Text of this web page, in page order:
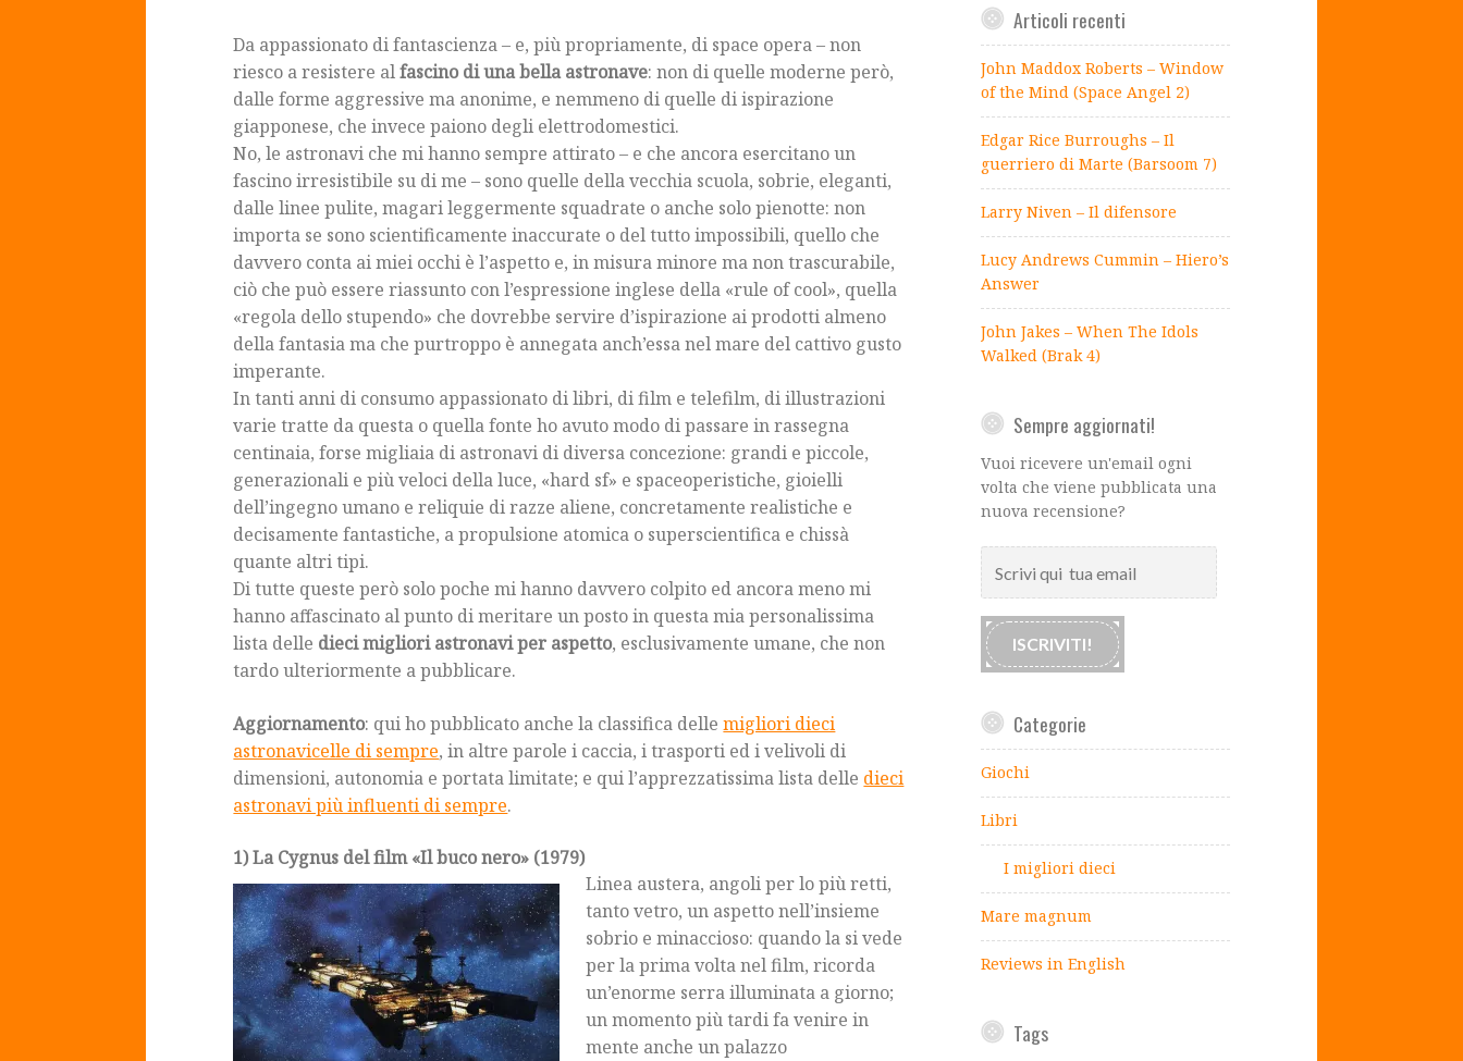
Da appassionato di fantascienza – e, più propriamente, di space opera – non
riesco a resistere alfascino di una bella astronave: non di quelle moderne però,
dalle forme aggressive ma anonime, e nemmeno di quelle di ispirazione
giapponese, che invece paiono degli elettrodomestici.
No, le astronavi che mi hanno sempre attirato – e che ancora esercitano un
fascino irresistibile su di me – sono quelle della vecchia scuola, sobrie, eleganti,
dalle linee pulite, magari leggermente squadrate o anche solo pienotte: non
importa se sono scientificamente inaccurate o del tutto impossibili, quello che
davvero conta ai miei occhi è l’aspetto e, in misura minore ma non trascurabile,
ciò che può essere riassunto con l’espressione inglese della «rule of cool», quella
«regola dello stupendo» che dovrebbe servire d’ispirazione ai prodotti almeno
della fantasia ma che purtroppo è annegata anch’essa nel mare del cattivo gusto
imperante.
In tanti anni di consumo appassionato di libri, di film e telefilm, di illustrazioni
varie tratte da questa o quella fonte ho avuto modo di passare in rassegna
centinaia, forse migliaia di astronavi di diversa concezione: grandi e piccole,
generazionali e più veloci della luce, «hard sf» e spaceoperistiche, gioielli
dell’ingegno umano e reliquie di razze aliene, concretamente realistiche e
decisamente fantastiche, a propulsione atomica o superscientifica e chissà
quante altri tipi.
Di tutte queste però solo poche mi hanno davvero colpito ed ancora meno mi
hanno affascinato al punto di meritare un posto in questa mia personalissima
lista delle dieci migliori astronavi per aspetto, esclusivamente umane, che non
tardo ulteriormente a pubblicare.
Aggiornamento: qui ho pubblicato anche la classifica dellemigliori dieci
astronavicelle di sempre, in altre parole i caccia, i trasporti ed i velivoli di
dimensioni, autonomia e portata limitate; e qui l’apprezzatissima lista delle dieci
astronavi più influenti di sempre.
1) La Cygnus del film «Il buco nero» (1979)
Linea austera, angoli per lo più retti,
tanto vetro, un aspetto nell’insieme
sobrio e minaccioso: quando la si vede
per la prima volta nel film, ricorda
un’enorme serra illuminata a giorno;
un momento più tardi fa venire in
mente anche un palazzo
Articoli recenti
John Maddox Roberts – Window
of the Mind (Space Angel 2)
Edgar Rice Burroughs – Il
guerriero di Marte (Barsoom 7)
Larry Niven – Il difensore
Lucy Andrews Cummin – Hiero’s
Answer
John Jakes – When The Idols
Walked (Brak 4)
Sempre aggiornati!
Vuoi ricevere un'email ogni
volta che viene pubblicata una
nuova recensione?
qui
tua
email
ISCRIVITI!
Categorie
Giochi
Libri
I migliori dieci
Mare magnum
Reviews in English
Tags